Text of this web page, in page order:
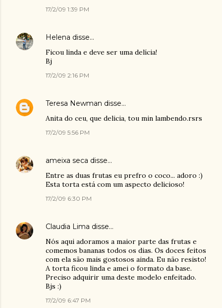
17/2/09 1:39 PM
Helena disse…
Ficou linda e deve ser uma delícia!
Bj
17/2/09 2:16 PM
Teresa Newman disse…
Anita do ceu, que delicia, tou min lambendo.rsrs
17/2/09 5:56 PM
ameixa seca disse…
Entre as duas frutas eu prefro o coco... adoro :)
Esta torta está com um aspecto delicioso!
17/2/09 6:30 PM
Claudia Lima disse…
Nós aqui adoramos a maior parte das frutas e
comemos bananas todos os dias. Os doces feitos
com ela são mais gostosos ainda. Eu não resisto!
A torta ficou linda e amei o formato da base.
Preciso adquirir uma deste modelo enfeitado.
Bjs :)
17/2/09 6:47 PM